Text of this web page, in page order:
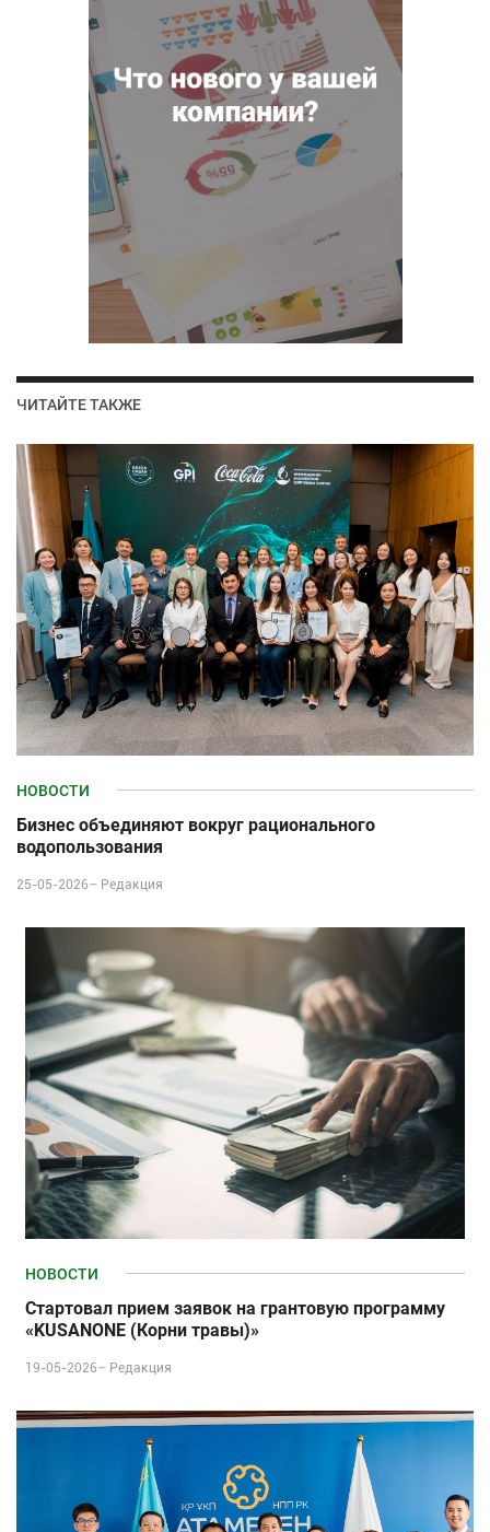
ЧИТАЙТЕ ТАКЖЕ
НОВОСТИ
Бизнес объединяют вокруг рационального
водопользования
25-05-2026– Редакция
НОВОСТИ
Стартовал прием заявок на грантовую программу
«KUSANONE (Корни травы)»
19-05-2026– Редакция